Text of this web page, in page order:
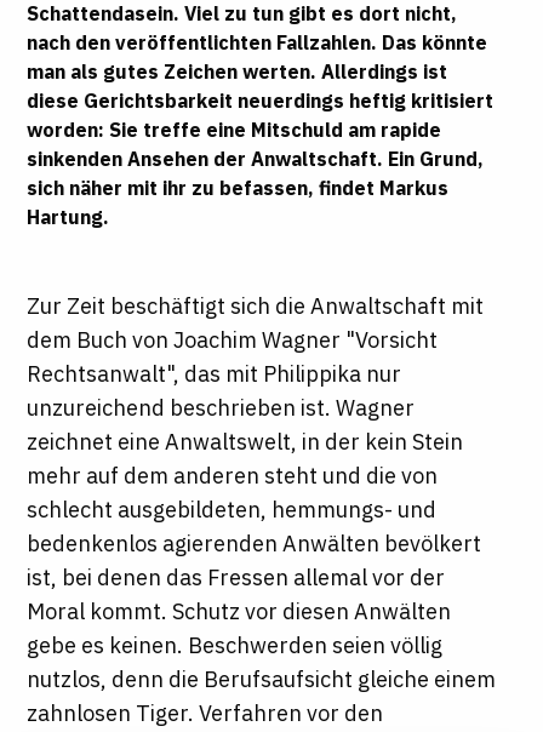
Schattendasein. Viel zu tun gibt es dort nicht,
nach den veröffentlichten Fallzahlen. Das könnte
man als gutes Zeichen werten. Allerdings ist
diese Gerichtsbarkeit neuerdings heftig kritisiert
worden: Sie treffe eine Mitschuld am rapide
sinkenden Ansehen der Anwaltschaft. Ein Grund,
sich näher mit ihr zu befassen, findet Markus
Hartung.
Zur Zeit beschäftigt sich die Anwaltschaft mit
dem Buch von Joachim Wagner "Vorsicht
Rechtsanwalt", das mit Philippika nur
unzureichend beschrieben ist. Wagner
zeichnet eine Anwaltswelt, in der kein Stein
mehr auf dem anderen steht und die von
schlecht ausgebildeten, hemmungs- und
bedenkenlos agierenden Anwälten bevölkert
ist, bei denen das Fressen allemal vor der
Moral kommt. Schutz vor diesen Anwälten
gebe es keinen. Beschwerden seien völlig
nutzlos, denn die Berufsaufsicht gleiche einem
zahnlosen Tiger. Verfahren vor den